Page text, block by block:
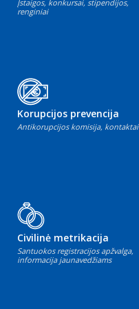
Įstaigos, konkursai, stipendijos,
renginiai
Korupcijos prevencija
Antikorupcijos komisija, kontaktai
Civilinė metrikacija
Santuokos registracijos apžvalga,
informacija jaunavedžiams